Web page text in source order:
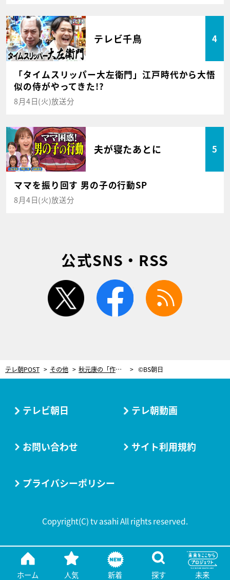
テレビ千鳥 4
「タイムスリッパー大左衛門」江戸時代から大悟
似の侍がやってきた!?
8月4日(火)放送分
夫が寝たあとに 5
ママを振り回す 男の子の行動SP
8月4日(火)放送分
公式SNS・RSS
twitter facebook
テレ朝POST その他 秋元康の「作詞の妙」が要因！稲垣潤一、ミリオンヒット誕生秘話語る ©BS朝日
ホーム 人気 新着 探す 未来
テレビ朝日 テレ朝動画
お問い合わせ サイト利用規約
プライバシーポリシー
Copyright(C) tv asahi All rights reserved.